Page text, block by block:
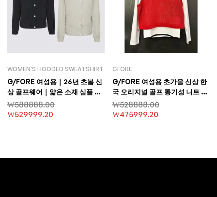
WOMEN'S HOODED SWEATSHIRT
G/FORE 여성용｜26년 초봄 신
상 골프웨어｜얇은 소재 심플 웨
이스트 조절 롱슬리브 후드 방풍
재킷
₩588888.00
₩529999.20
GFORE
G/FORE 여성용 초가을 신상 한
국 오리지널 골프 통기성 니트 긴
팔 레이어드 캐주얼 셔츠 야크원
사 소재
₩528888.00
₩475999.20